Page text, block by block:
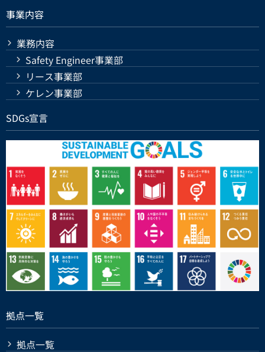
事業内容
業務内容
Safety Engineer事業部
リース事業部
ケレン事業部
SDGs宣言
拠点一覧
拠点一覧